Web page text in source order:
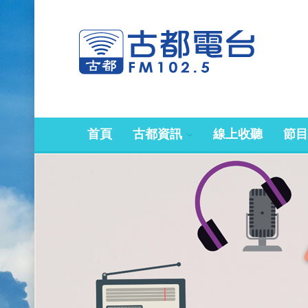
首頁 古都資訊 線上收聽 節